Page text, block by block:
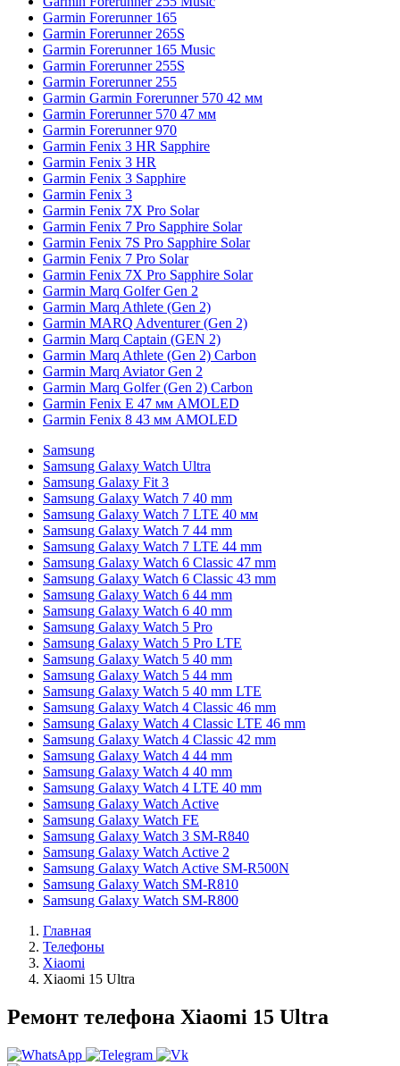
Garmin Forerunner 165
Garmin Forerunner 265S
Garmin Forerunner 165 Music
Garmin Forerunner 255S
Garmin Forerunner 255
Garmin Garmin Forerunner 570 42 мм
Garmin Forerunner 570 47 мм
Garmin Forerunner 970
Garmin Fenix 3 HR Sapphire
Garmin Fenix 3 HR
Garmin Fenix 3 Sapphire
Garmin Fenix 3
Garmin Fenix 7X Pro Solar
Garmin Fenix 7 Pro Sapphire Solar
Garmin Fenix 7S Pro Sapphire Solar
Garmin Fenix 7 Pro Solar
Garmin Fenix 7X Pro Sapphire Solar
Garmin Marq Golfer Gen 2
Garmin Marq Athlete (Gen 2)
Garmin MARQ Adventurer (Gen 2)
Garmin Marq Captain (GEN 2)
Garmin Marq Athlete (Gen 2) Carbon
Garmin Marq Aviator Gen 2
Garmin Marq Golfer (Gen 2) Carbon
Garmin Fenix E 47 мм AMOLED
Garmin Fenix 8 43 мм AMOLED
Samsung
Samsung Galaxy Watch Ultra
Samsung Galaxy Fit 3
Samsung Galaxy Watch 7 40 mm
Samsung Galaxy Watch 7 LTE 40 мм
Samsung Galaxy Watch 7 44 mm
Samsung Galaxy Watch 7 LTE 44 mm
Samsung Galaxy Watch 6 Classic 47 mm
Samsung Galaxy Watch 6 Classic 43 mm
Samsung Galaxy Watch 6 44 mm
Samsung Galaxy Watch 6 40 mm
Samsung Galaxy Watch 5 Pro
Samsung Galaxy Watch 5 Pro LTE
Samsung Galaxy Watch 5 40 mm
Samsung Galaxy Watch 5 44 mm
Samsung Galaxy Watch 5 40 mm LTE
Samsung Galaxy Watch 4 Classic 46 mm
Samsung Galaxy Watch 4 Classic LTE 46 mm
Samsung Galaxy Watch 4 Classic 42 mm
Samsung Galaxy Watch 4 44 mm
Samsung Galaxy Watch 4 40 mm
Samsung Galaxy Watch 4 LTE 40 mm
Samsung Galaxy Watch Active
Samsung Galaxy Watch FE
Samsung Galaxy Watch 3 SM-R840
Samsung Galaxy Watch Active 2
Samsung Galaxy Watch Active SM-R500N
Samsung Galaxy Watch SM-R810
Samsung Galaxy Watch SM-R800
Главная
Телефоны
Xiaomi
Xiaomi 15 Ultra
Ремонт телефона Xiaomi 15 Ultra